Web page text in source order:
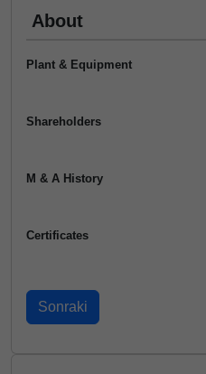
About
Plant & Equipment
Shareholders
M & A History
Certificates